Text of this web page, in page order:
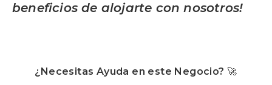
beneficios de alojarte con nosotros!
¿Necesitas Ayuda en este Negocio? 🚀